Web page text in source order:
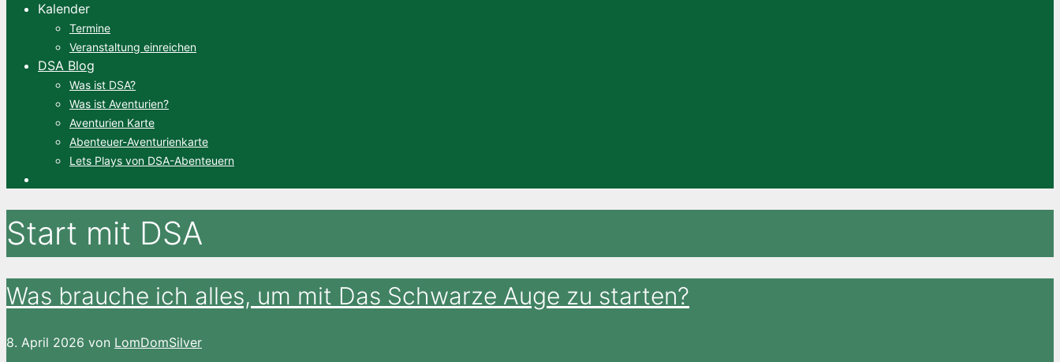
Kalender
Termine
Veranstaltung einreichen
DSA Blog
Was ist DSA?
Was ist Aventurien?
Aventurien Karte
Abenteuer-Aventurienkarte
Lets Plays von DSA-Abenteuern
Start mit DSA
Was brauche ich alles, um mit Das Schwarze Auge zu starten?
8. April 2026 von LomDomSilver